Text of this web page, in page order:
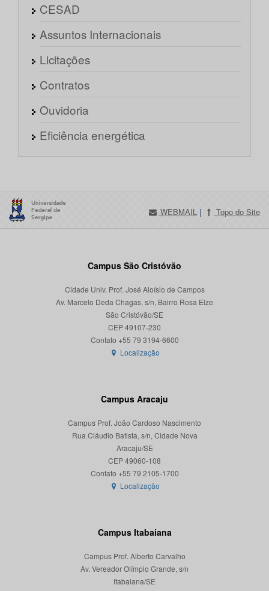
CESAD
Assuntos Internacionais
Licitações
Contratos
Ouvidoria
Eficiência energética
WEBMAIL | Topo do Site
Campus São Cristóvão
Cidade Univ. Prof. José Aloísio de Campos
Av. Marcelo Deda Chagas, s/n, Bairro Rosa Elze
São Cristóvão/SE
CEP 49107-230
Localização
Campus Aracaju
Campus Prof. João Cardoso Nascimento
Rua Cláudio Batista, s/n, Cidade Nova
Aracaju/SE
CEP 49060-108
Localização
Campus Itabaiana
Campus Prof. Alberto Carvalho
Av. Vereador Olímpio Grande, s/n
Itabaiana/SE